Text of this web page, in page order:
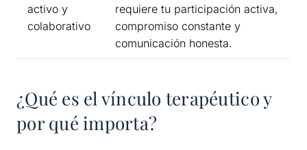
activo y
colaborativo
requiere tu participación activa,
compromiso constante y
comunicación honesta.
¿Qué es el vínculo terapéutico y
por qué importa?